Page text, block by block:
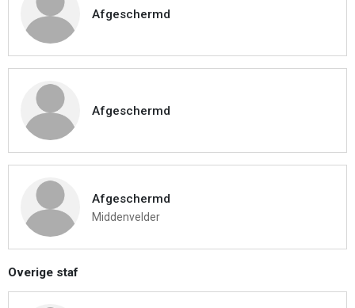
Afgeschermd
Afgeschermd
Afgeschermd
Middenvelder
Overige staf